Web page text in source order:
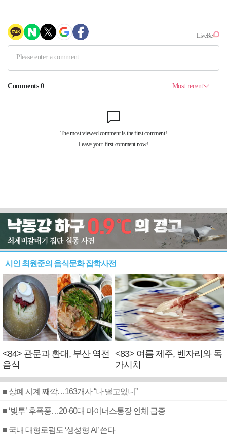
시인 최원준의 음식문화 잡학사전
<84> 관문과 환대, 부산 역전
음식
<83> 여름 제주, 벤자리와 독
가시치
■ 상폐 시계 째깍…163개사 “나 떨고있니”
■ ‘빚투’ 후폭풍…20·60대 마이너스통장 연체 급증
■ 국내 대형로펌도 ‘생성형 AI’ 쓴다